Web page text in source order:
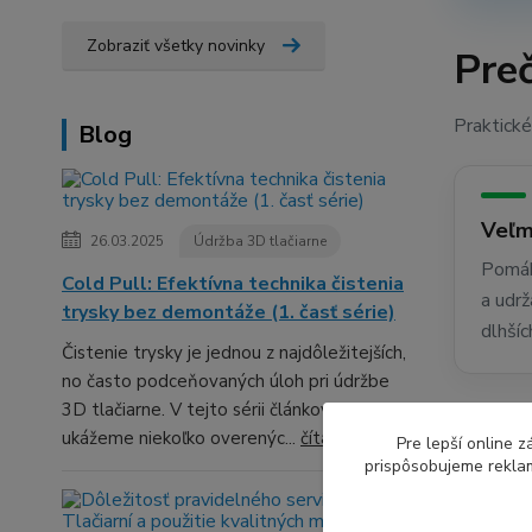
Zobraziť všetky novinky
Blog
26.03.2025 Údržba 3D tlačiarne
Cold Pull: Efektívna technika čistenia
trysky bez demontáže (1. časť série)
Čistenie trysky je jednou z najdôležitejších,
no často podceňovaných úloh pri údržbe
3D tlačiarne. V tejto sérii článkov ti
ukážeme niekoľko overenýc... čítať celé
a
Pre lepší online
prispôsobujeme